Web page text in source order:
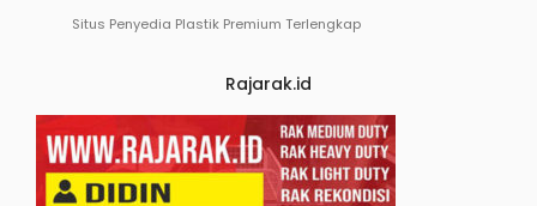
Situs Penyedia Plastik Premium Terlengkap
Rajarak.id